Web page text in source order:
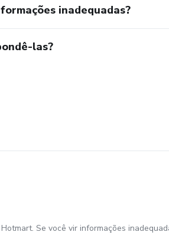
inadequadas?
las?
Se você vir informações